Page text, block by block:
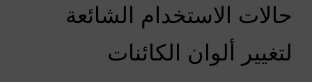
حالات الاستخدام الشائعة
لتغيير ألوان الكائنات